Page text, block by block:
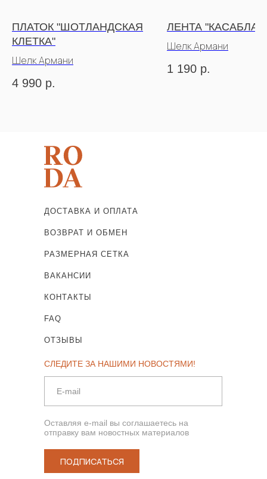
ПЛАТОК "ШОТЛАНДСКАЯ
КЛЕТКА"
Шелк Армани
4 990 р.
ЛЕНТА
Шелк Армани
1 190 р.
РАЗМЕРНАЯ СЕТКА
ДОСТАВКА И ОПЛАТА
КОНТАКТЫ
FAQ
ОТЗЫВЫ
СЛЕДИТЕ ЗА НАШИМИ НОВОСТЯМИ!
Оставляя e-mail вы соглашаетесь на
отправку вам новостных материалов
ПОДПИСАТЬСЯ
ВОЗВРАТ И ОБМЕН
ВАКАНСИИ